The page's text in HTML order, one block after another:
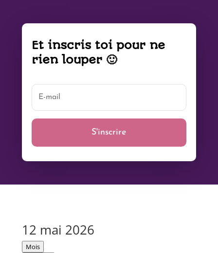
Et inscris toi pour ne
rien louper 🙂
S'inscrire
12 mai 2026
Mois